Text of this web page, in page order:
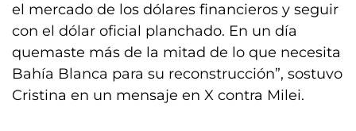
el mercado de los dólares financieros y seguir
con el dólar oficial planchado. En un día
quemaste más de la mitad de lo que necesita
Bahía Blanca para su reconstrucción”, sostuvo
Cristina en un mensaje en X contra Milei.